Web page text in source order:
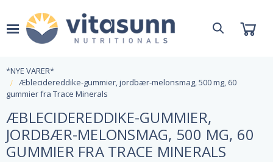
*NYE VARER*
Æblecidereddike-gummier, jordbær-melonsmag, 500 mg, 60
gummier fra Trace Minerals
ÆBLECIDEREDDIKE-GUMMIER,
JORDBÆR-MELONSMAG, 500 MG, 60
GUMMIER FRA TRACE MINERALS